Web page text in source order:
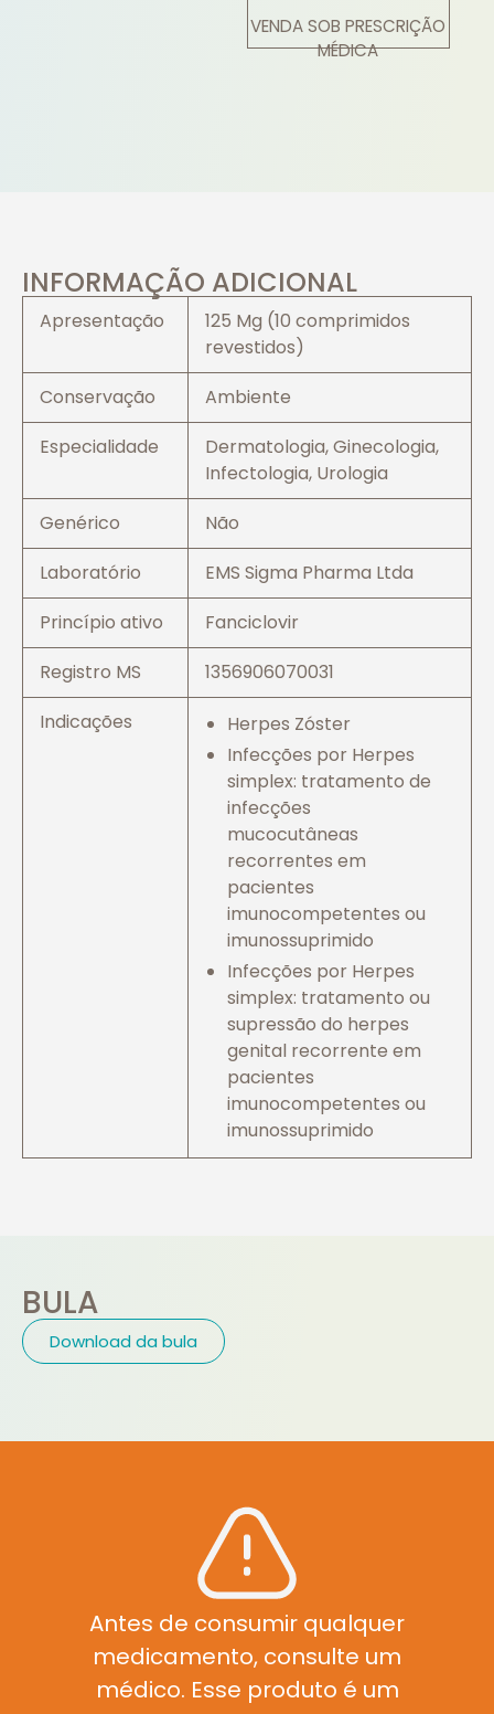
VENDA SOB PRESCRIÇÃO
MÉDICA
INFORMAÇÃO ADICIONAL
Apresentação
125 Mg (10 comprimidos
revestidos)
Conservação
Ambiente
Especialidade
Dermatologia, Ginecologia,
Infectologia, Urologia
Genérico
Não
Laboratório
EMS Sigma Pharma Ltda
Princípio ativo
Fanciclovir
Registro MS
1356906070031
Indicações
Herpes Zóster
Infecções por Herpes
simplex: tratamento de
infecções
mucocutâneas
recorrentes em
pacientes
imunocompetentes ou
imunossuprimido
Infecções por Herpes
simplex: tratamento ou
supressão do herpes
genital recorrente em
pacientes
imunocompetentes ou
imunossuprimido
BULA
Download da bula
Antes de consumir qualquer
medicamento, consulte um
médico. Esse produto é um